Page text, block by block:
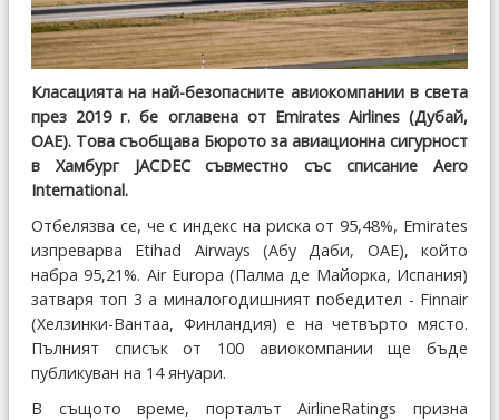
Класацията на най-безопасните авиокомпании в света
през 2019 г. бе оглавена от Emirates Airlines (Дубай,
ОАЕ). Това съобщава Бюрото за авиационна сигурност
в Хамбург JACDEC съвместно със списание Aero
International.
Отбелязва се, че с индекс на риска от 95,48%, Emirates
изпреварва Etihad Airways (Абу Даби, ОАЕ), който
набра 95,21%. Air Europa (Палма де Майорка, Испания)
затваря топ 3 а миналогодишният победител - Finnair
(Хелзинки-Вантаа, Финландия) е на четвърто място.
Пълният списък от 100 авиокомпании ще бъде
публикуван на 14 януари.
В същото време, порталът AirlineRatings призна